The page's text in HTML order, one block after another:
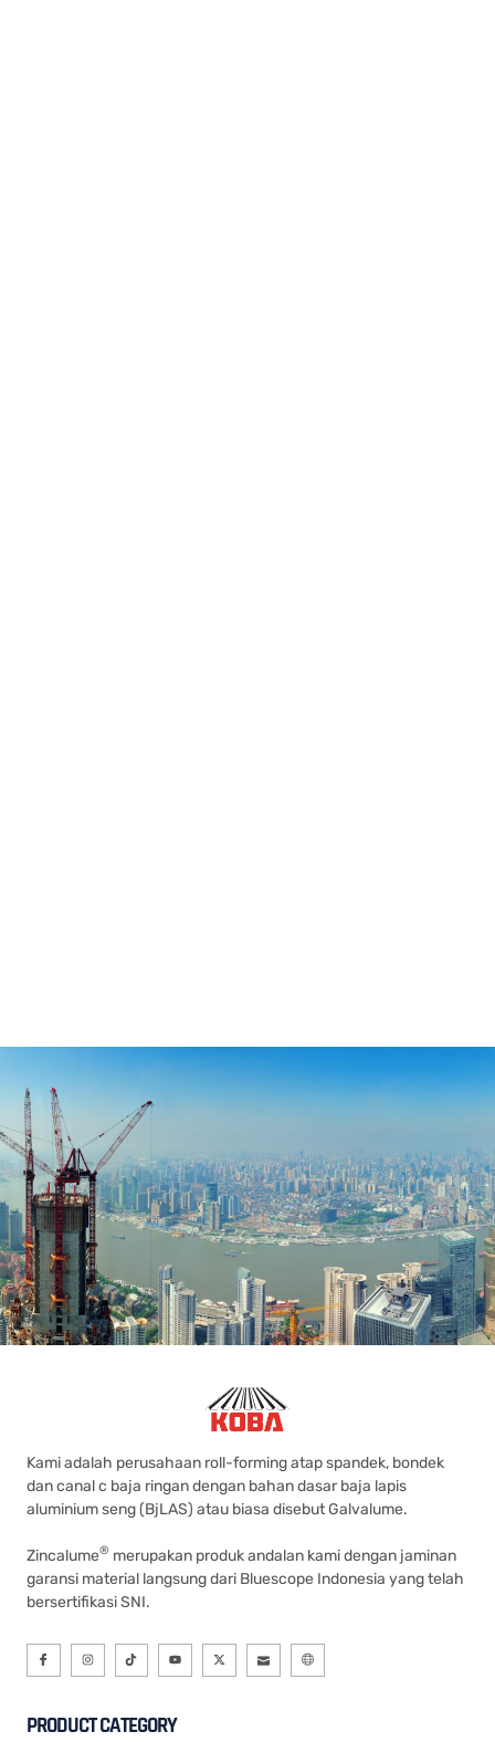
Kami adalah perusahaan roll-forming atap spandek, bondek
dan canal c baja ringan dengan bahan dasar baja lapis
aluminium seng (BjLAS) atau biasa disebut Galvalume.
Zincalume® merupakan produk andalan kami dengan jaminan
garansi material langsung dari Bluescope Indonesia yang telah
bersertifikasi SNI.
PRODUCT CATEGORY